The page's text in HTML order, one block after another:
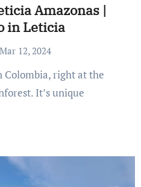
Amazonas |
in Leticia
Mar 12, 2024
It’s unique